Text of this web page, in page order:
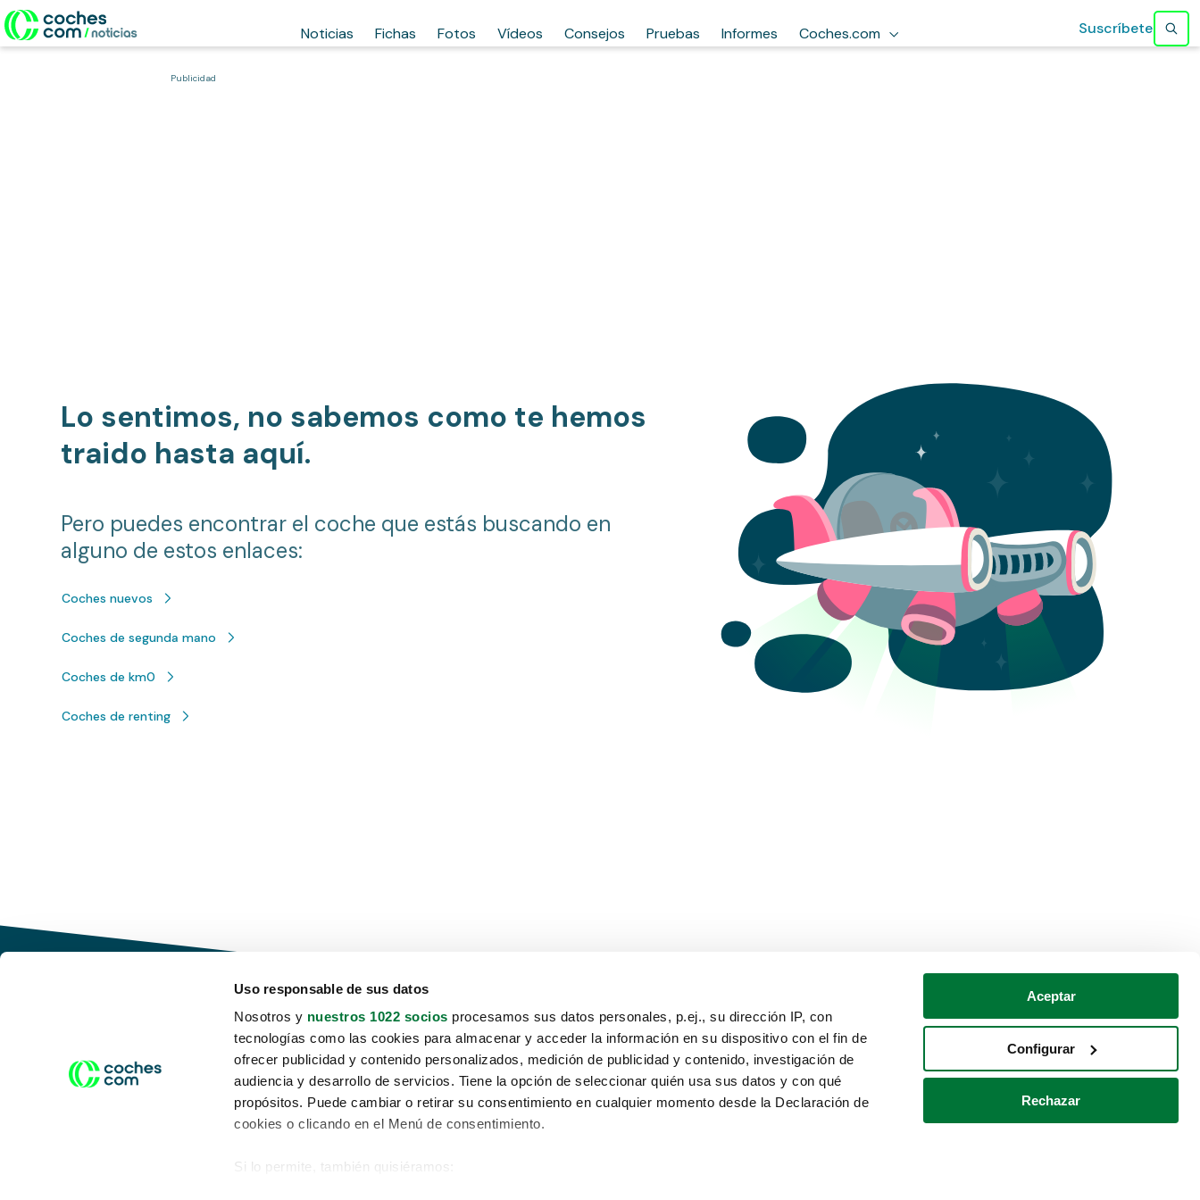
Uso responsable de sus datos
Nosotros y nuestros 1022 socios procesamos sus datos personales, p.ej., su dirección IP, con
tecnologías como las cookies para almacenar y acceder la información en su dispositivo con el fin de
ofrecer publicidad y contenido personalizados, medición de publicidad y contenido, investigación de
audiencia y desarrollo de servicios. Tiene la opción de seleccionar quién usa sus datos y con qué
propósitos. Puede cambiar o retirar su consentimiento en cualquier momento desde la Declaración de
cookies o clicando en el Menú de consentimiento.
Si lo permite, también quisiéramos:
Aceptar
Configurar
Rechazar
Noticias Fichas Fotos Vídeos Consejos Pruebas Informes Coches.com Suscríbete
Publicidad
Lo sentimos, no sabemos como te hemos
traido hasta aquí.
Pero puedes encontrar el coche que estás buscando en
alguno de estos enlaces:
Coches nuevos
Coches de segunda mano
Coches de km0
Coches de renting
Conduce tu futuro,
desata tu movilidad